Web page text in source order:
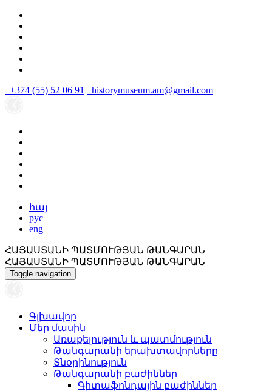
+374 (55) 52 06 91 historymuseum.am@gmail.com
հայ
рус
eng
ՀԱՅԱՍՏԱՆԻ ՊԱՏՄՈՒԹՅԱՆ ԹԱՆԳԱՐԱՆ
ՀԱՅԱՍՏԱՆԻ ՊԱՏՄՈՒԹՅԱՆ ԹԱՆԳԱՐԱՆ
Toggle navigation
Գլխավոր
Մեր մասին
Առաքելություն և պատմություն
Թանգարանի երախտավորները
Տնօրինություն
Թանգարանի բաժիններ
Գիտաֆոնդային բաժիններ